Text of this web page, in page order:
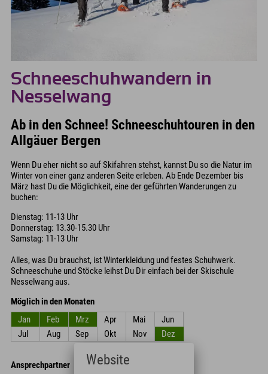
Schneeschuhwandern in
Nesselwang
Ab in den Schnee! Schneeschuhtouren in den
Allgäuer Bergen
Wenn Du eher nicht so auf Skifahren stehst, kannst Du so die Natur im
Winter von einer ganz anderen Seite erleben. Ab Ende Dezember bis
März hast Du die Möglichkeit, eine der geführten Wanderungen zu
buchen:
Dienstag: 11-13 Uhr
Donnerstag: 13.30-15.30 Uhr
Samstag: 11-13 Uhr
Alles, was Du brauchst, ist Winterkleidung und festes Schuhwerk.
Schneeschuhe und Stöcke leihst Du Dir einfach bei der Skischule
Nesselwang aus.
Möglich in den Monaten
Jan
Feb Mrz Apr Mai
Jun
Jul
Aug Sep Okt Nov Dez
Ansprechpartner
Website